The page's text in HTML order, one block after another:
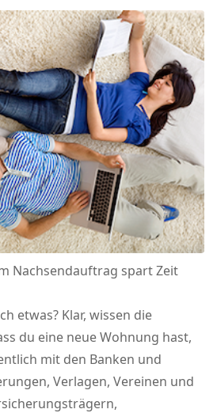
Nachsendauftrag spart Zeit
etwas? Klar, wissen die
du eine neue Wohnung hast,
mit den Banken und
Verlagen, Vereinen und